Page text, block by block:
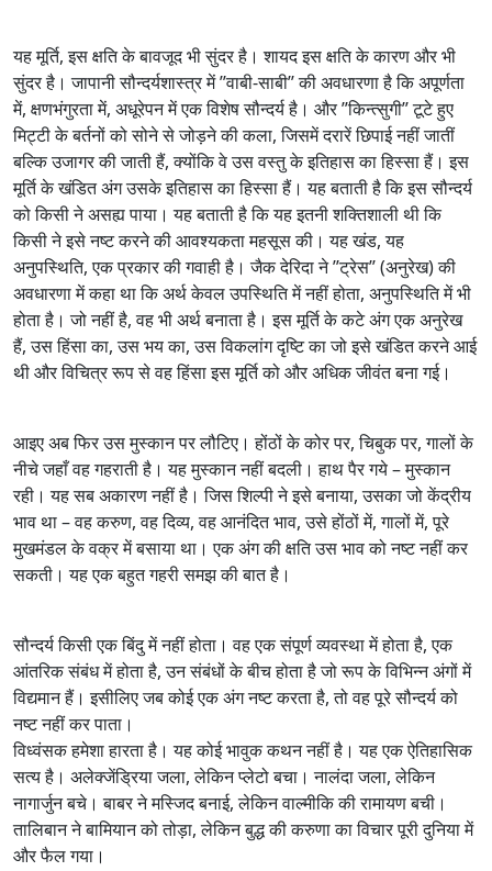
यह मूर्ति, इस क्षति के बावजूद भी सुंदर है। शायद इस क्षति के कारण और भी
सुंदर है। जापानी सौन्दर्यशास्त्र में ’’वाबी-साबी’’ की अवधारणा है कि अपूर्णता
में, क्षणभंगुरता में, अधूरेपन में एक विशेष सौन्दर्य है। और ’’किन्त्सुगी’’ टूटे हुए
मिट्टी के बर्तनों को सोने से जोड़ने की कला, जिसमें दरारें छिपाई नहीं जातीं
बल्कि उजागर की जाती हैं, क्योंकि वे उस वस्तु के इतिहास का हिस्सा हैं। इस
मूर्ति के खंडित अंग उसके इतिहास का हिस्सा हैं। यह बताती है कि इस सौन्दर्य
को किसी ने असह्य पाया। यह बताती है कि यह इतनी शक्तिशाली थी कि
किसी ने इसे नष्ट करने की आवश्यकता महसूस की। यह खंड, यह
अनुपस्थिति, एक प्रकार की गवाही है। जैक देरिदा ने ’’ट्रेस’’ (अनुरेख) की
अवधारणा में कहा था कि अर्थ केवल उपस्थिति में नहीं होता, अनुपस्थिति में भी
होता है। जो नहीं है, वह भी अर्थ बनाता है। इस मूर्ति के कटे अंग एक अनुरेख
हैं, उस हिंसा का, उस भय का, उस विकलांग दृष्टि का जो इसे खंडित करने आई
थी और विचित्र रूप से वह हिंसा इस मूर्ति को और अधिक जीवंत बना गई।
आइए अब फिर उस मुस्कान पर लौटिए। होंठों के कोर पर, चिबुक पर, गालों के
नीचे जहाँ वह गहराती है। यह मुस्कान नहीं बदली। हाथ पैर गये – मुस्कान
रही। यह सब अकारण नहीं है। जिस शिल्पी ने इसे बनाया, उसका जो केंद्रीय
भाव था – वह करुण, वह दिव्य, वह आनंदित भाव, उसे होंठों में, गालों में, पूरे
मुखमंडल के वक्र में बसाया था। एक अंग की क्षति उस भाव को नष्ट नहीं कर
सकती। यह एक बहुत गहरी समझ की बात है।
सौन्दर्य किसी एक बिंदु में नहीं होता। वह एक संपूर्ण व्यवस्था में होता है, एक
आंतरिक संबंध में होता है, उन संबंधों के बीच होता है जो रूप के विभिन्न अंगों में
विद्यमान हैं। इसीलिए जब कोई एक अंग नष्ट करता है, तो वह पूरे सौन्दर्य को
नष्ट नहीं कर पाता।
विध्वंसक हमेशा हारता है। यह कोई भावुक कथन नहीं है। यह एक ऐतिहासिक
सत्य है। अलेक्जेंड्रिया जला, लेकिन प्लेटो बचा। नालंदा जला, लेकिन
नागार्जुन बचे। बाबर ने मस्जिद बनाई, लेकिन वाल्मीकि की रामायण बची।
तालिबान ने बामियान को तोड़ा, लेकिन बुद्ध की करुणा का विचार पूरी दुनिया में
और फैल गया।